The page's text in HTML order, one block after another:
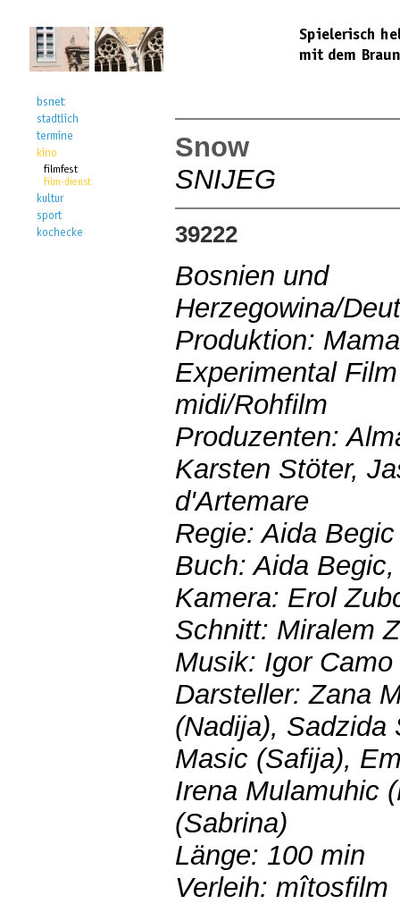
Snow
SNIJEG
39222
Bosnien und
Herzegowina/
Produktion:
Experimental
midi/Rohfilm
Produzenten:
Karsten Stöter,
d'Artemare
Regie: Aida Begic
Buch: Aida
Kamera: Erol
Schnitt: Miralem
Musik: Igor Camo
Darsteller: Zana
(Nadija), Sadzida
Masic (Safija),
Irena Mulamuhic
(Sabrina)
Länge: 100 min
Verleih: mîtosfilm